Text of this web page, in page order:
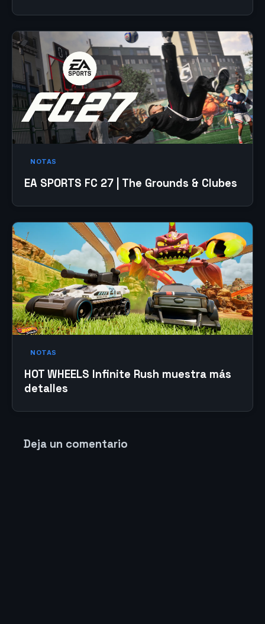
NOTAS
EA SPORTS FC 27 | The Grounds & Clubes
NOTAS
HOT WHEELS Infinite Rush muestra más
detalles
Deja un comentario